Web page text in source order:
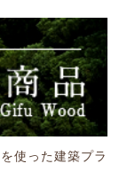
使った建築プラ